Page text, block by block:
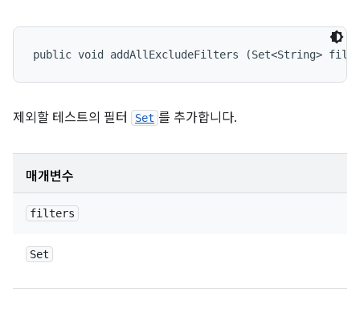
public void addAllExcludeFilters (Set<String>
제외할 테스트의 필터 Set 를 추가합니다.
매개변수
filters
Set